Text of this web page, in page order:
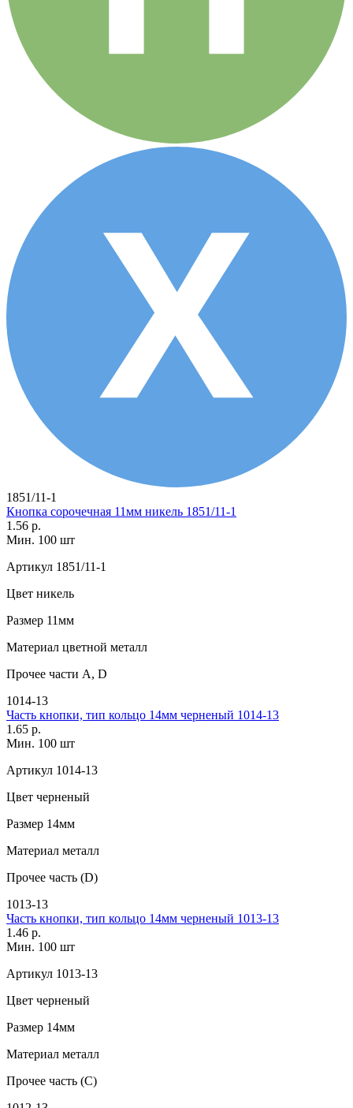
1851/11-1
Кнопка сорочечная 11мм никель 1851/11-1
1.56 р.
Мин. 100 шт
Артикул 1851/11-1
Цвет никель
Размер 11мм
Материал цветной металл
Прочее части А, D
1014-13
Часть кнопки, тип кольцо 14мм черненый 1014-13
1.65 р.
Мин. 100 шт
Артикул 1014-13
Цвет черненый
Размер 14мм
Материал металл
Прочее часть (D)
1013-13
Часть кнопки, тип кольцо 14мм черненый 1013-13
1.46 р.
Мин. 100 шт
Артикул 1013-13
Цвет черненый
Размер 14мм
Материал металл
Прочее часть (С)